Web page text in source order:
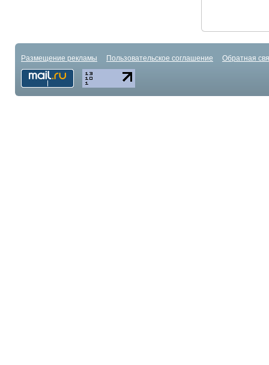
Размещение рекламы Пользовательское соглашение Обратная